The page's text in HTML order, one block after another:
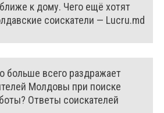
к дому. Чего ещё хотят
соискатели — Lucru.md
больше всего раздражает
Молдовы при поиске
Ответы соискателей